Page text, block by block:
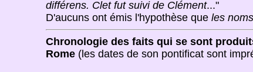
différens. Clet fut suivi de Clément..."
D'aucuns ont émis l'hypothèse que les
Chronologie des faits qui se sont
Rome(les dates de son pontificat sont